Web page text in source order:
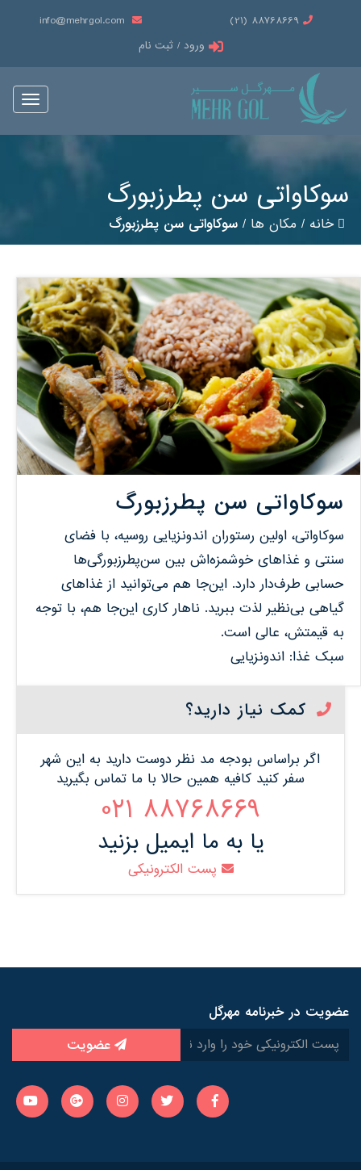
88768669 (21)
info@mehrgol.com
ورود / ثبت نام
Toggle
سوکاواتی سن پطرزبورگ
خانه/ مکان ها/ سوکاواتی سن پطرزبورگ
سوکاواتی سن پطرزبورگ
سوکاواتی، اولین رستوران اندونزیایی روسیه، با فضای
سنتی و غذاهای خوشمزه‌اش بین سن‌پطرزبورگی‌ها
حسابی طرف‌دار دارد. این‌جا هم می‌توانید از غذاهای
گیاهی بی‌نظیر لذت ببرید. ناهار کاری این‌جا هم، با توجه
به قیمتش، عالی است.
سبک غذا: اندونزیایی
کمک نیاز دارید؟
اگر براساس بودجه مد نظر دوست دارید به این شهر
سفر کنید کافیه همین حالا با ما تماس بگیرید
88768669 021
یا به ما ایمیل بزنید
پست الکترونیکی
عضویت در خبرنامه مهرگل
عضویت